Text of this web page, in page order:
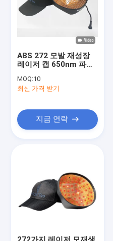
ABS 272 모발 재성장
레이저 캡 650nm 파장
MOQ:10
최신 가격 받기
지금 연락